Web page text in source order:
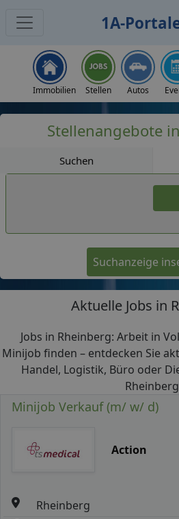
1A-
Immobilien Stellen Autos
Stellenangebote
Suchen
Suchanzeige
Aktuelle Jobs in
Jobs in Rheinberg: Arbeit in
Minijob finden – entdecken Sie
Handel, Logistik, Büro oder
Minijob Verkauf (m/ w/ d)
Action
Rheinberg